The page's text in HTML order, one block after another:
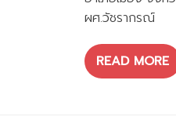
ผศ.วัชรากรณ์
READ MORE